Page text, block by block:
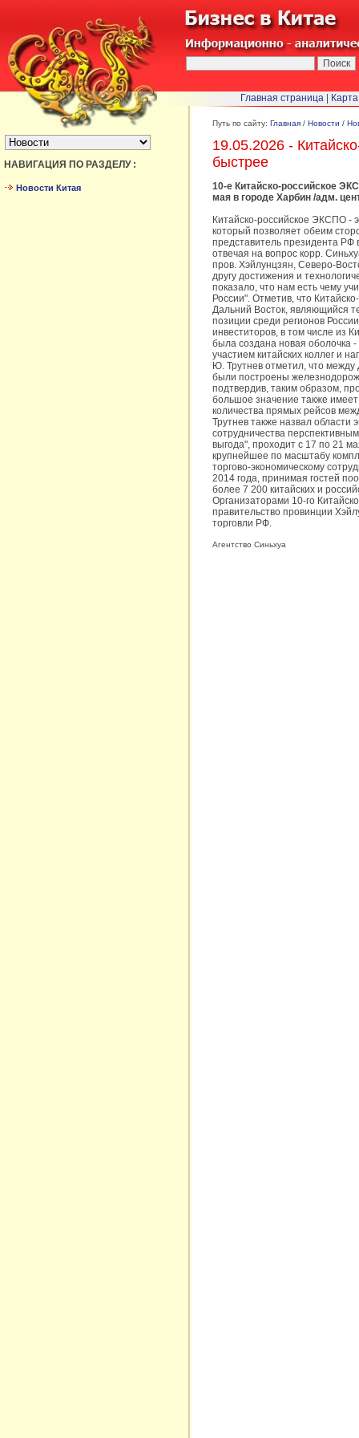
БЫСТРЫЙ ПЕРЕХОД :
НАВИГАЦИЯ ПО РАЗДЕЛУ :
Новости Китая
Путь по сайту: Главная / Новости /
19.05.2026 -
быстрее
10-е Китайско-российское
мая в городе Харбин /адм.
Китайско-российское ЭКСПО -
который позволяет обеим
представитель президента РФ
отвечая на вопрос корр.
пров. Хэйлунцзян, Северо-
другу достижения и
показало, что нам есть чему
России". Отметив, что
Дальний Восток, являющийся
позиции среди регионов
инвеститоров, в том числе из
была создана новая оболочка
участием китайских коллег и
Ю. Трутнев отметил, что
были построены
подтвердив, таким образом,
большое значение также
количества прямых рейсов
Трутнев также назвал области
сотрудничества
выгода", проходит с 17 по 21
крупнейшее по масштабу
торгово-экономическому
2014 года, принимая гостей
более 7 200 китайских и
Организаторами 10-го
правительство провинции
торговли РФ.
Агентство Синьхуа
Главная страница